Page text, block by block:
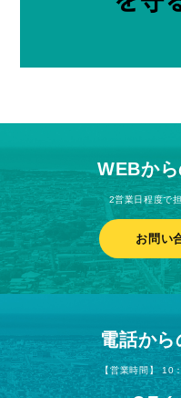
WEBか
2営業日程度で
お問い
電話から
【営業時間】